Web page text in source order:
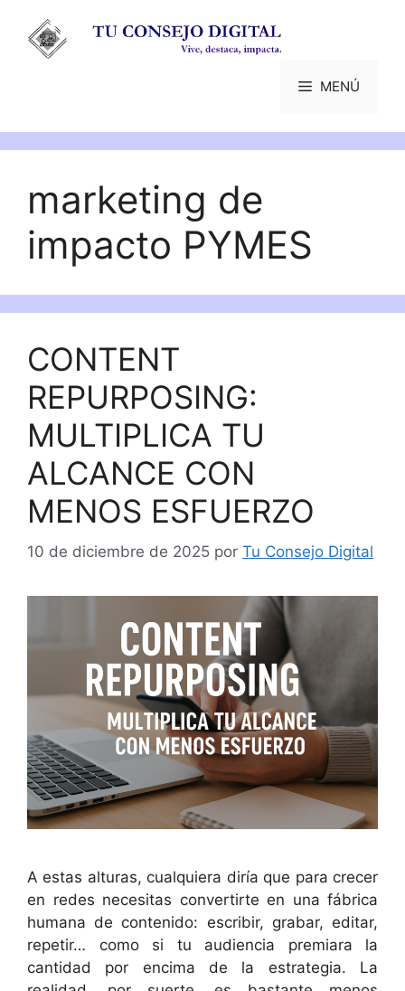
contenido
MENÚ
marketing de
impacto PYMES
CONTENT
REPURPOSING:
MULTIPLICA TU
ALCANCE CON
MENOS ESFUERZO
10 de diciembre de 2025 por Tu Consejo Digital
A estas alturas, cualquiera diría que para crecer
en redes necesitas convertirte en una fábrica
humana de contenido: escribir, grabar, editar,
repetir… como si tu audiencia premiara la
cantidad por encima de la estrategia. La